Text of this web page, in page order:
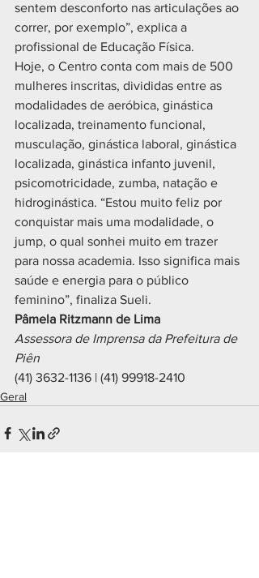
sentem desconforto nas articulações ao
correr, por exemplo”, explica a
profissional de Educação Física.
Hoje, o Centro conta com mais de 500
mulheres inscritas, divididas entre as
modalidades de aeróbica, ginástica
localizada, treinamento funcional,
musculação, ginástica laboral, ginástica
localizada, ginástica infanto juvenil,
psicomotricidade, zumba, natação e
hidroginástica. “Estou muito feliz por
conquistar mais uma modalidade, o
jump, o qual sonhei muito em trazer
para nossa academia. Isso significa mais
saúde e energia para o público
feminino”, finaliza Sueli.
Pâmela Ritzmann de Lima
Assessora de Imprensa da Prefeitura de
Piên
(41) 3632-1136 | (41) 99918-2410
Geral